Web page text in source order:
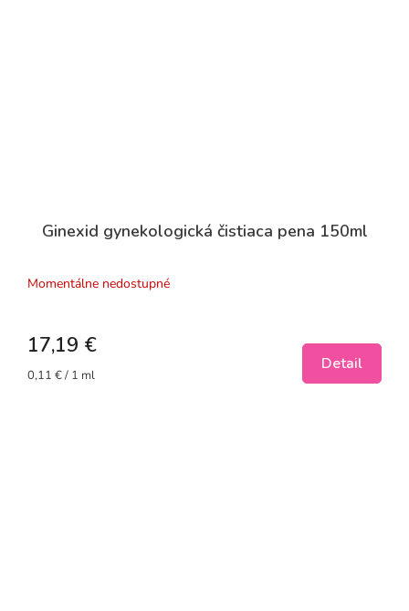
Ginexid gynekologická čistiaca pena 150ml
Momentálne nedostupné
17,19 €
Jednotková
0,11 € / 1 ml
Detail